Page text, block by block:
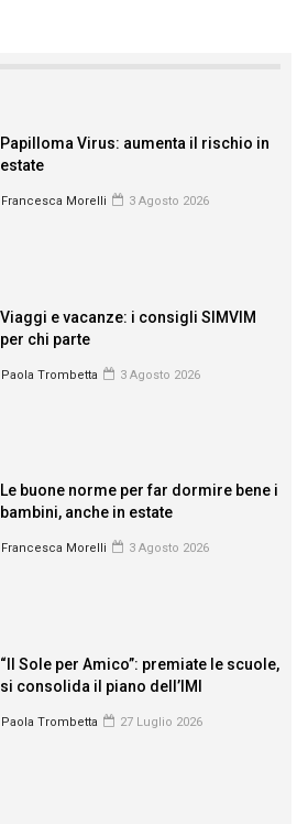
Papilloma Virus: aumenta il rischio in
estate
Francesca Morelli 3 Agosto 2026
Viaggi e vacanze: i consigli SIMVIM
per chi parte
Paola Trombetta 3 Agosto 2026
Le buone norme per far dormire bene i
bambini, anche in estate
Francesca Morelli 3 Agosto 2026
“Il Sole per Amico”: premiate le scuole,
si consolida il piano dell’IMI
Paola Trombetta 27 Luglio 2026